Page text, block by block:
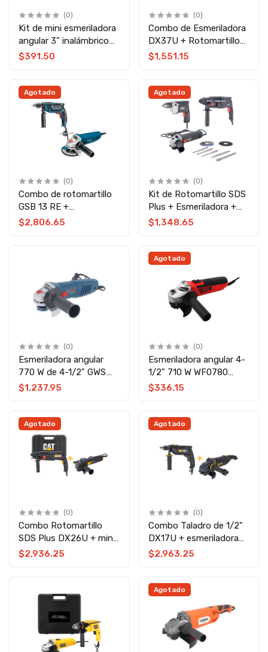
(0)
Kit de mini esmeriladora
angular 3" inalámbrico
13453 Adir
$391.50
(0)
Combo de Esmeriladora
DX37U + Rotomartillo
DX17U + 10 discos CAT
$1,551.15
Agotado
(0)
Combo de rotomartillo
GSB 13 RE +
esmeriladora GWS 850
$2,806.65
Agotado
(0)
Kit de Rotomartillo SDS
Plus + Esmeriladora +
Taladro/rotomartillo
$1,348.65
(0)
Esmeriladora angular
770 W de 4-1/2" GWS
770 Bosch
$1,237.95
Agotado
(0)
Esmeriladora angular 4-
1/2" 710 W WF0780
Wolfox
$336.15
Agotado
(0)
Combo Rotomartillo
SDS Plus DX26U + mini
Esmeriladora 4-1/2"
$2,936.25
Agotado
(0)
Combo Taladro de 1/2"
DX17U + esmeriladora
de 7" DX352U CAT
$2,963.25
Agotado